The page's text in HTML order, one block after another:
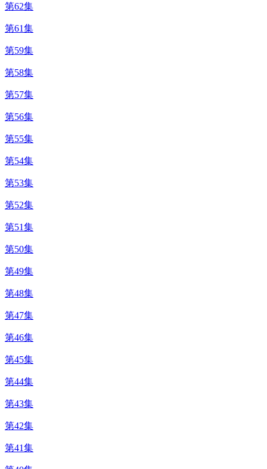
第62集
第61集
第59集
第58集
第57集
第56集
第55集
第54集
第53集
第52集
第51集
第50集
第49集
第48集
第47集
第46集
第45集
第44集
第43集
第42集
第41集